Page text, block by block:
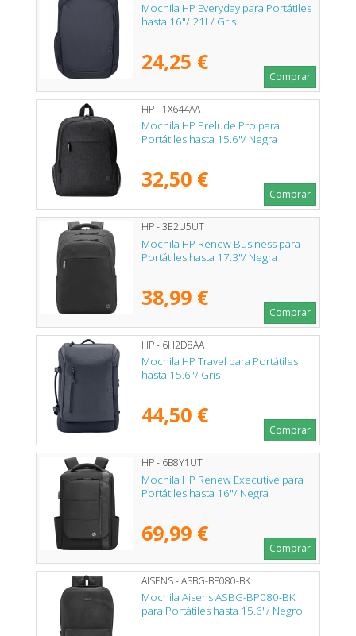
Mochila HP Everyday para Portátiles
hasta 16"/ 21L/ Gris
24,25 €
Comprar
HP - 1X644AA
Mochila HP Prelude Pro para
Portátiles hasta 15.6"/ Negra
32,50 €
Comprar
HP - 3E2U5UT
Mochila HP Renew Business para
Portátiles hasta 17.3"/ Negra
38,99 €
Comprar
HP - 6H2D8AA
Mochila HP Travel para Portátiles
hasta 15.6"/ Gris
44,50 €
Comprar
HP - 6B8Y1UT
Mochila HP Renew Executive para
Portátiles hasta 16"/ Negra
69,99 €
Comprar
AISENS - ASBG-BP080-BK
Mochila Aisens ASBG-BP080-BK
para Portátiles hasta 15.6"/ Negro